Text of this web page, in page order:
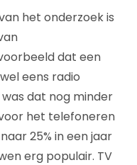
het onderzoek is
dat een
eens radio
dat nog minder
het telefoneren
25% in een jaar
erg populair. TV